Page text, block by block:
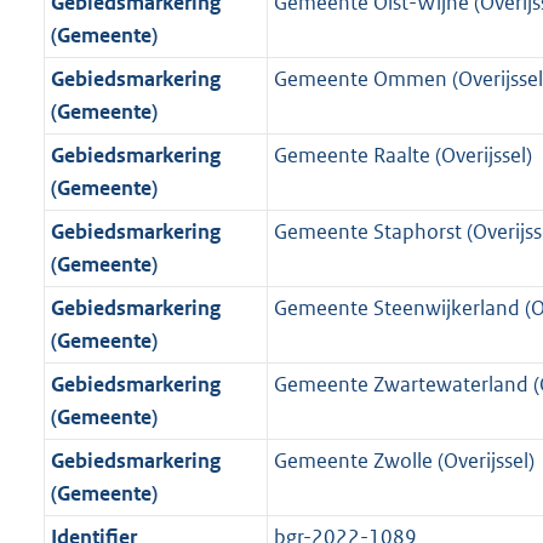
(Gemeente)
Gebiedsmarkering
(Gemeente)
Gemeente Ommen
Gebiedsmarkering
(Gemeente)
Gemeente Raalte (Overijssel)
Gebiedsmarkering
(Gemeente)
Gemeente Staphorst
Gebiedsmarkering
(Gemeente)
Gemeente Steenwijkerland
Gebiedsmarkering
(Gemeente)
Gemeente Zwartewaterland
Gebiedsmarkering
(Gemeente)
Gemeente Zwolle (Overijssel)
Identifier bgr-2022-1089